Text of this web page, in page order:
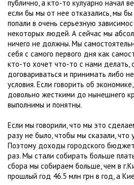
публично, а кто-то кулуарно начал
если бы мы от нее отказались, мы
попали в очень серьезную
некоторых людей. А сейчас мы
ничего не должны. Мы
себя с самого первого дня как
кто-то хочет что-то с нами делать,
договариваться и принимать либо
условия. Если говорить об
довольно жесткими до нынешнего
выполнимы и понятны.
Если мы говорили, что мы это
разу не было, чтобы мы сказали, что
Поэтому доходы городского
раз. Мы стали собирать больше
сбора мы собираем больше, чем в
прошлый год 46.5 млн грн в год, а